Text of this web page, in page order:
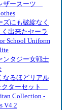
ザースーツ
ズにも破綻なく
出来たセーラ
School Uniform
ンタジー女戦士
なるほどリアル
クターセット
Collection -
V4.2